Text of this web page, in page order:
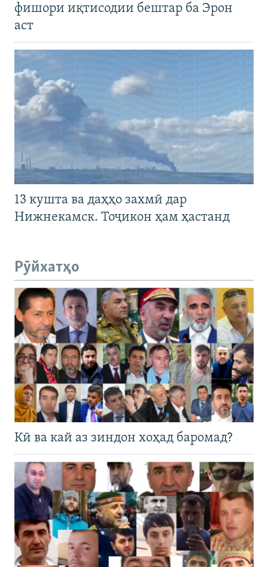
фишори иқтисодии бештар ба Эрон
аст
13 кушта ва даҳҳо захмӣ дар
Нижнекамск. Тоҷикон ҳам ҳастанд
Рӯйхатҳо
Кӣ ва кай аз зиндон хоҳад баромад?